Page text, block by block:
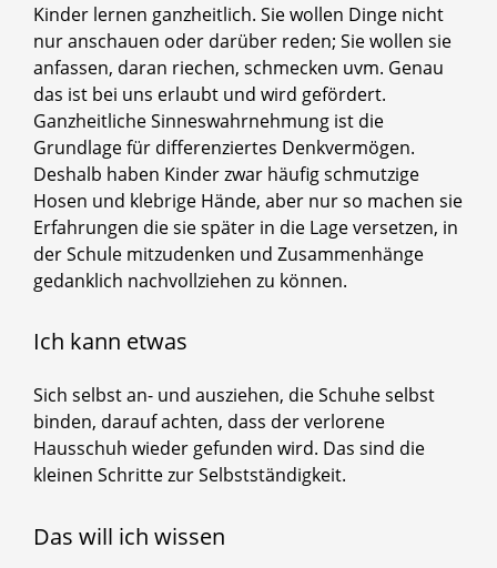
Kinder lernen ganzheitlich. Sie wollen Dinge nicht
nur anschauen oder darüber reden; Sie wollen sie
anfassen, daran riechen, schmecken uvm. Genau
das ist bei uns erlaubt und wird gefördert.
Ganzheitliche Sinneswahrnehmung ist die
Grundlage für differenziertes Denkvermögen.
Deshalb haben Kinder zwar häufig schmutzige
Hosen und klebrige Hände, aber nur so machen sie
Erfahrungen die sie später in die Lage versetzen, in
der Schule mitzudenken und Zusammenhänge
gedanklich nachvollziehen zu können.
Ich kann etwas
Sich selbst an- und ausziehen, die Schuhe selbst
binden, darauf achten, dass der verlorene
Hausschuh wieder gefunden wird. Das sind die
kleinen Schritte zur Selbstständigkeit.
Das will ich wissen